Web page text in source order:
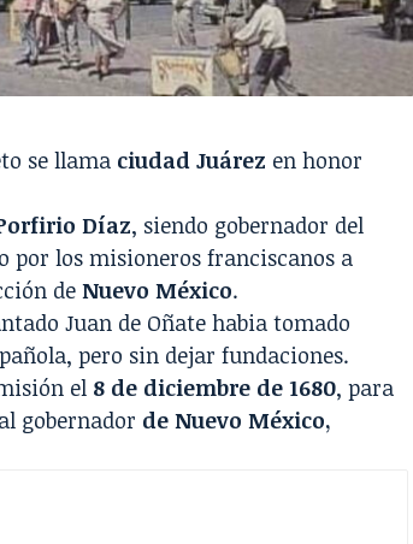
se llama ciudad Juárez en honor
Díaz, siendo gobernador del
por los misioneros franciscanos a
deNuevo México.
Juan de Oñate habia tomado
pero sin dejar fundaciones.
el 8 de diciembre de 1680, para
gobernador de Nuevo México,